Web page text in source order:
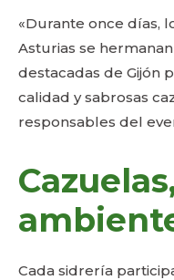
«Durante once días,
Asturias se
destacadas de Gijón
calidad y sabrosas
responsables del
Cada sidrería